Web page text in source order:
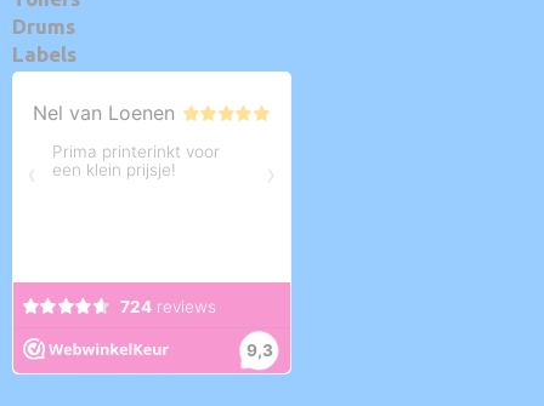
Drums
Labels